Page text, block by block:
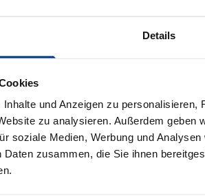
Details
und Anzeigen zu
zu analysieren. Außerdem geben
soziale Medien, Werbung und
zusammen, die Sie ihnen
Bibliografische
im Sinne eines Aufgreifens und
eine umfassende